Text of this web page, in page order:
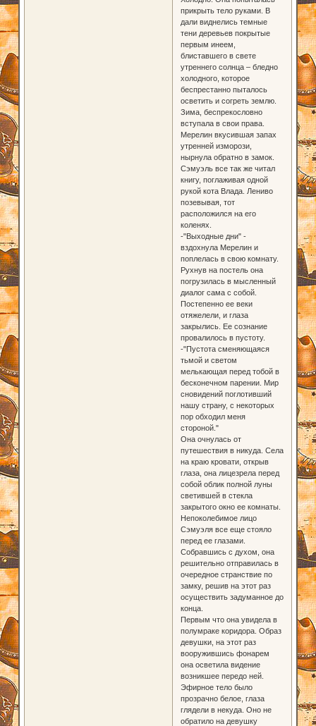
прикрыть тело руками. В
дали виднелись темные
тени деревьев покрытые
первым инеем,
блиставшего в свете
утреннего солнца – бледно
холодного, которое
беспрестанно пыталось
осветить и согреть землю.
Зима, беспрекословно
вступала в свои права.
Мерелин вкусившая запах
утренней изморози,
нырнула обратно в замок.
Сэмуэль все так же читал
книгу, поглаживая одной
рукой кота Влада. Лениво
позевывая, тот
расположился на его
коленях.
-"Выходные дни" -
вздохнула Мерелин и
поплелась в свою комнату.
Рухнув на постель она
погрузилась в мысленный
диалог сама с собой.
Постепенно ее веки
отяжелели, и глаза
закрылись. Ее сознание
провалилось в пустоту.
-"Пустота сменяющаяся
тьмой и светом
мелькающая перед тобой в
бесконечном парении. Мир
сновидений поглотивший
нашу страну, с некоторых
пор обходил меня
стороной."
Она очнулась от
путешествия в никуда. Села
на краю кровати, открыв
глаза, она лицезрела перед
собой облик полной луны
светившей в стекла
закрытого окно ее комнаты.
Непоколебимое лицо
Сэмуэля все еще стояло
перед ее глазами.
Собравшись с духом, она
решительно отправилась в
очередное странствие по
замку, решив на этот раз
осуществить задуманное до
конца.
Первым что она увидела в
полумраке коридора. Образ
девушки, на этот раз
вооружившись фонарем
она осветила видение
возникшее передо ней.
Эфирное тело было
прозрачно белое, глаза
глядели в некуда. Оно не
обратило на девушку